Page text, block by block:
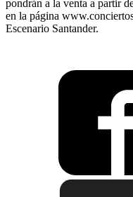
pondrán a la venta a partir
en la página
Escenario Santander.